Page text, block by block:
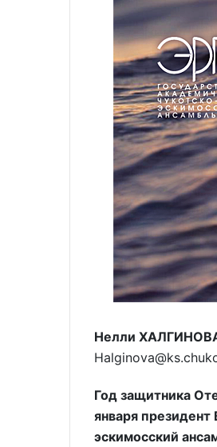
Нелли
Год защитника
января
эскимосский